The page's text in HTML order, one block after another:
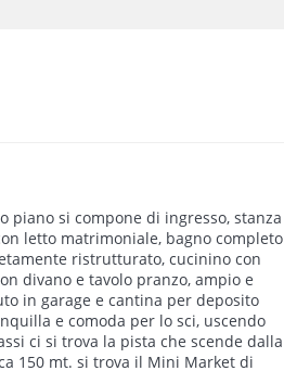
piano si compone di ingresso, stanza
letto matrimoniale, bagno completo
ristrutturato, cucinino con
divano e tavolo pranzo, ampio e
in garage e cantina per deposito
e comoda per lo sci, uscendo
ci si trova la pista che scende dalla
150 mt. si trova il Mini Market di